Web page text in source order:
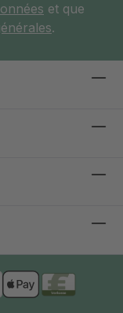
et que
.